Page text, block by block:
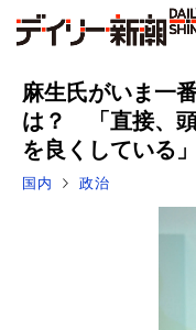
麻生氏がいま一
は？ 「直接、
を良くしている」
国内 政治